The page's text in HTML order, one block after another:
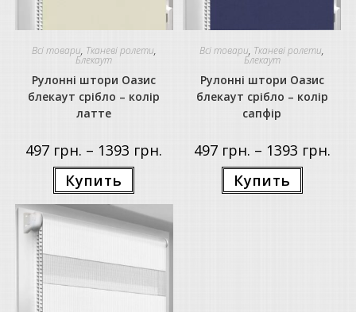
Всі товари, Тканеві ролети,
Блекаут
Рулонні штори Оазис
блекаут срібло – колір
латте
497 грн. – 1393 грн.
Купить Цей
має
кілька
варіантів.
Параметри
можна
вибрати
сторінці
Всі товари, Тканеві ролети,
Блекаут
Рулонні штори Оазис
блекаут срібло – колір
сапфір
497 грн. – 1393 грн.
Купить Цей
має